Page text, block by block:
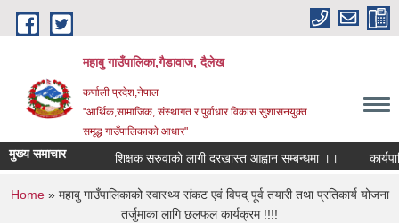
Skip to main content
महाबु गाउँपालिका,गैडावाज, दैलेख
कर्णाली प्रदेश,नेपाल
"आर्थिक,सामाजिक, संस्थागत र पुर्वाधार विकास सुशासनयुक्त
समृद्ध गाउँपालिकाकाे आधार"
मुख्य समाचार शिक्षक सरुवाको लागी दरखास्त आह्वान सम्बन्धमा ।।
You are here
Home» महाबु गाउँपालिकाको स्वास्थ्य संकट एवं विपद् पूर्व तयारी तथा प्रतिकार्य योजना
तर्जुमाका लागि छलफल कार्यक्रम !!!!